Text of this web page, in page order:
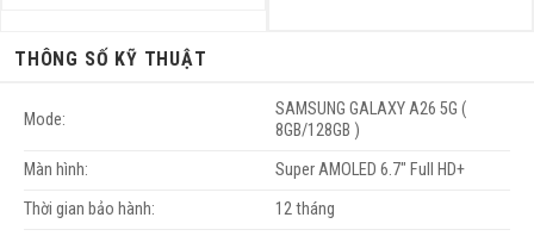
THÔNG SỐ KỸ THUẬT
Mode:
SAMSUNG GALAXY A26 5G (
8GB/128GB )
Màn hình:
Super AMOLED 6.7" Full HD+
Thời gian bảo hành:
12 tháng